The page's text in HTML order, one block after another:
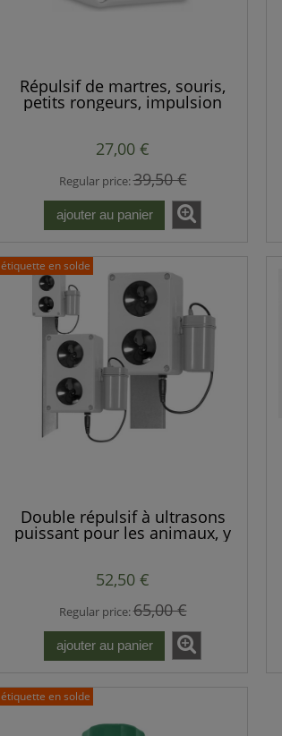
Répulsif de martres, souris,
petits rongeurs, impulsion
forte, puissant et
27,00 €
Regular price:39,50 €
ajouter au panier
Double répulsif à ultrasons
puissant pour les animaux, y
compris les martres, les
autres rongeurs
52,50 €
Regular price:65,00 €
ajouter au panier
étiquette en solde
étiquette en solde